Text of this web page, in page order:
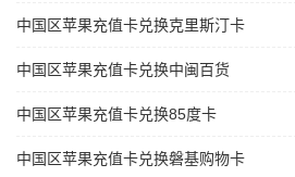
中国区苹果充值卡兑换克里斯汀卡
中国区苹果充值卡兑换中闽百货
中国区苹果充值卡兑换85度卡
中国区苹果充值卡兑换磐基购物卡